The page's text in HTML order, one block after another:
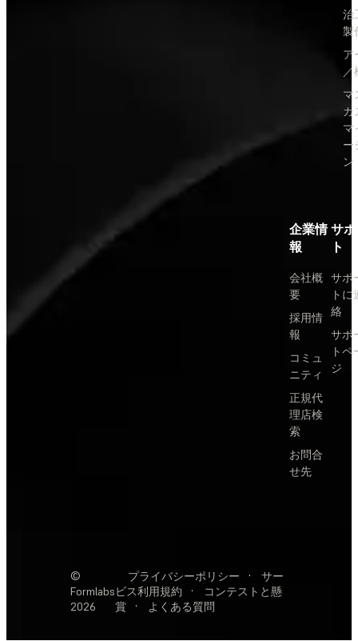
治
製
ア
／
マ
カ
マ
ー
ン
企業情
報
会社概
要
採用情
報
コミュ
ニティ
正規代
理店検
索
お問合
せ先
サ
ト
サポ
トに
絡
サポ
トペ
ジ
©
Formlabs
2026
プライバシーポリシー ·
サー
ビス利用規約
·
コンテストと懸
賞
· よくある質問